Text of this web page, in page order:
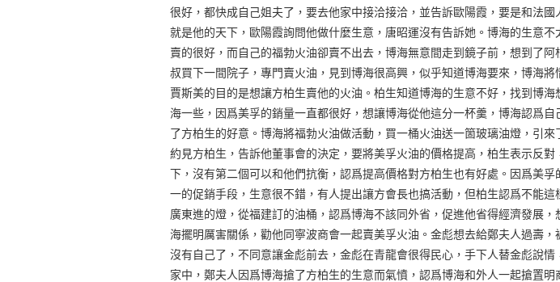
很好，都快成自己姐夫了，要去他家中接洽接洽，並告訴歐陽霞，要是和法
就是他的天下，歐陽霞詢問他做什麼生意，唐昭運沒有告訴她。博海的生意
賣的很好，而自己的福勃火油卻賣不出去，博海無意間走到鏡子前，想到了
叔買下一間院子，專門賣火油，見到博海很高興，似乎知道博海要來，博海
賈斯美的目的是想讓方柏生賣他的火油。柏生知道博海的生意不好，找到博
海一些，因爲美孚的銷量一直都很好，想讓博海從他這分一杯羹，博海認爲
了方柏生的好意。博海將福勃火油做活動，買一桶火油送一箇玻璃油燈，引
約見方柏生，告訴他董事會的決定，要將美孚火油的價格提高，柏生表示反
下，沒有第二個可以和他們抗衡，認爲提高價格對方柏生也有好處。因爲美
一的促銷手段，生意很不錯，有人提出讓方會長也搞活動，但柏生認爲不能
廣東進的燈，從福建訂的油桶，認爲博海不該同外省，促進他省得經濟發展
海擺明厲害關係，勸他同寧波商會一起賣美孚火油。金彪想去給鄭夫人過壽
沒有自己了，不同意讓金彪前去，金彪在青龍會很得民心，手下人替金彪說情
家中，鄭夫人因爲博海搶了方柏生的生意而氣憤，認爲博海和外人一起搶置